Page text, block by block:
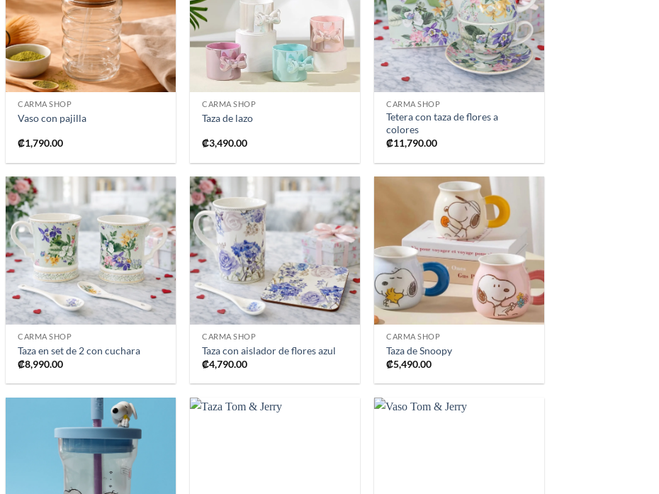
lista de
deseos
+
CARMA SHOP
Vaso con pajilla
₡1,790.00
lista de
+
CARMA SHOP
Taza de lazo
₡3,490.00
lista de
deseos
+
CARMA SHOP
Tetera con taza de flores a
colores
₡11,790.00
Añadir
a la
lista de
deseos
CARMA SHOP
Taza en set de 2 con cuchara
₡8,990.00
Añadir
a la
lista de
deseos
+
CARMA SHOP
Taza con aislador de flores azul
₡4,790.00
Añadir
deseos
+
CARMA SHOP
Taza de Snoopy
₡5,490.00
Añadir